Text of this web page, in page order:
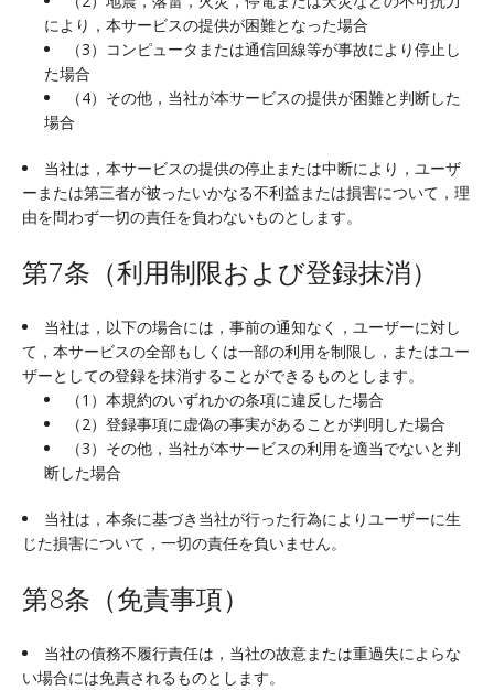
により，本サービスの提供が困難となった場合
（3）コンピュータまたは通信回線等が事故により停止し
た場合
（4）その他，当社が本サービスの提供が困難と判断した
場合
当社は，本サービスの提供の停止または中断により，ユーザ
ーまたは第三者が被ったいかなる不利益または損害について，理
由を問わず一切の責任を負わないものとします。
第7条（利用制限および登録抹消）
当社は，以下の場合には，事前の通知なく，ユーザーに対し
て，本サービスの全部もしくは一部の利用を制限し，またはユー
ザーとしての登録を抹消することができるものとします。
（1）本規約のいずれかの条項に違反した場合
（2）登録事項に虚偽の事実があることが判明した場合
（3）その他，当社が本サービスの利用を適当でないと判
断した場合
当社は，本条に基づき当社が行った行為によりユーザーに生
じた損害について，一切の責任を負いません。
第8条（免責事項）
当社の債務不履行責任は，当社の故意または重過失によらな
い場合には免責されるものとします。